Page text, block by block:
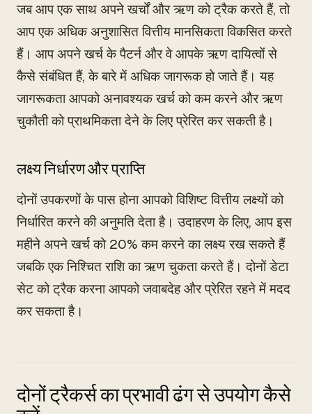
जब आप एक साथ अपने खर्चों और ऋण को ट्रैक करते हैं, तो
आप एक अधिक अनुशासित वित्तीय मानसिकता विकसित करते
हैं। आप अपने खर्च के पैटर्न और वे आपके ऋण दायित्वों से
कैसे संबंधित हैं, के बारे में अधिक जागरूक हो जाते हैं। यह
जागरूकता आपको अनावश्यक खर्च को कम करने और ऋण
चुकौती को प्राथमिकता देने के लिए प्रेरित कर सकती है।
लक्ष्य निर्धारण और प्राप्ति
दोनों उपकरणों के पास होना आपको विशिष्ट वित्तीय लक्ष्यों को
निर्धारित करने की अनुमति देता है। उदाहरण के लिए, आप इस
महीने अपने खर्च को 20% कम करने का लक्ष्य रख सकते हैं
जबकि एक निश्चित राशि का ऋण चुकता करते हैं। दोनों डेटा
सेट को ट्रैक करना आपको जवाबदेह और प्रेरित रहने में मदद
कर सकता है।
दोनों ट्रैकर्स का प्रभावी ढंग से उपयोग कैसे